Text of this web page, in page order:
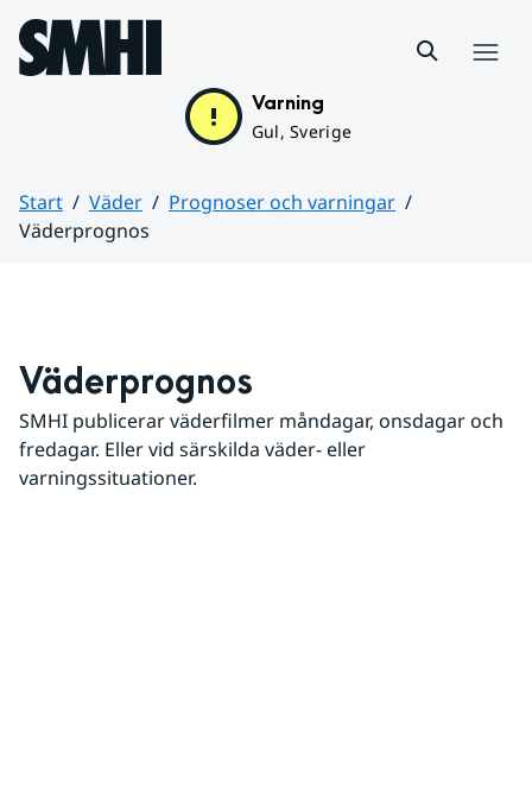
Hoppa till sidans innehåll
Varning
Gul, Sverige
Start Väder
Prognoser och varningar
Väderprognos
Väderprognos
SMHI publicerar väderfilmer måndagar, onsdagar och
fredagar. Eller vid särskilda väder- eller
varningssituationer.